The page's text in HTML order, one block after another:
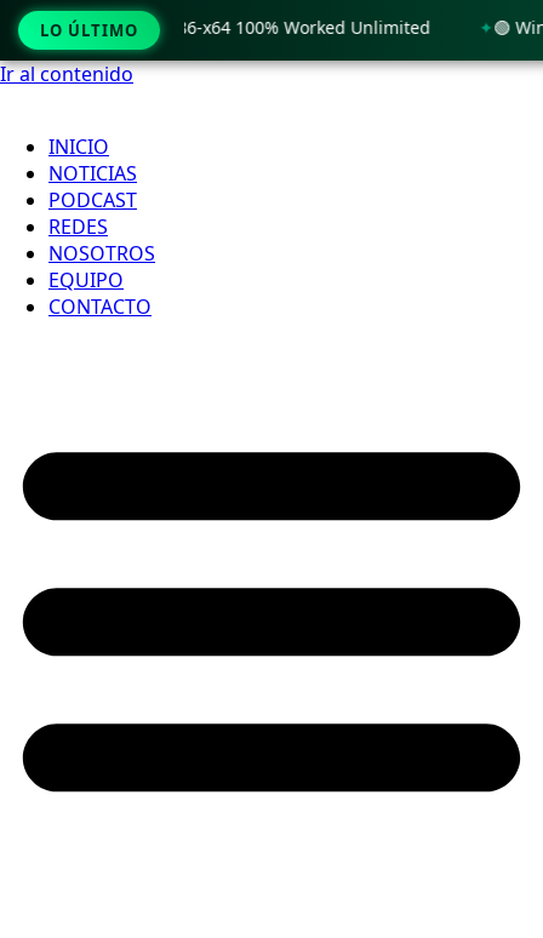
Ir al contenido
INICIO
NOTICIAS
PODCAST
REDES
NOSOTROS
EQUIPO
CONTACTO
LO ÚLTIMO
11 x86-x64 100% Worked Unlimited 🟢 WinRAR